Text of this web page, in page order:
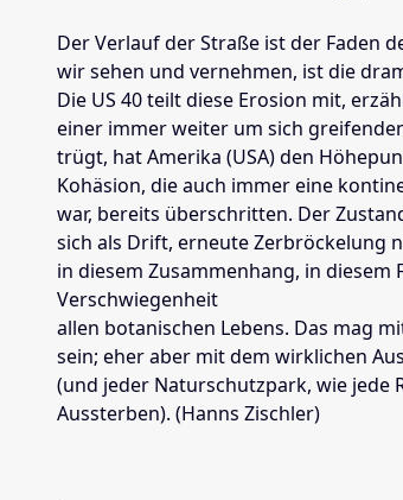
Der Verlauf der Straße ist der Faden
wir sehen und vernehmen, ist die
Die US 40 teilt diese Erosion mit,
einer immer weiter um sich
trügt, hat Amerika (USA) den
Kohäsion, die auch immer eine
war, bereits überschritten. Der
sich als Drift, erneute Zerbröckelung
in diesem Zusammenhang, in diesem
Verschwiegenheit
allen botanischen Lebens. Das mag
sein; eher aber mit dem wirklichen
(und jeder Naturschutzpark, wie jede
Aussterben). (Hanns Zischler)